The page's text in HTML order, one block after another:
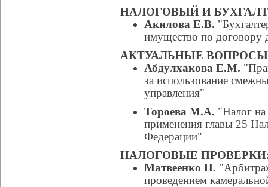
НАЛОГОВЫЙ И
Акилова Е.В.
имущество по договору
АКТУАЛЬНЫЕ
Абдулхакова Е.М.
за использование
управления"
Тороева М.А. "Налог
применения главы 25
Федерации"
НАЛОГОВЫЕ
Матвеенко П.
проведением